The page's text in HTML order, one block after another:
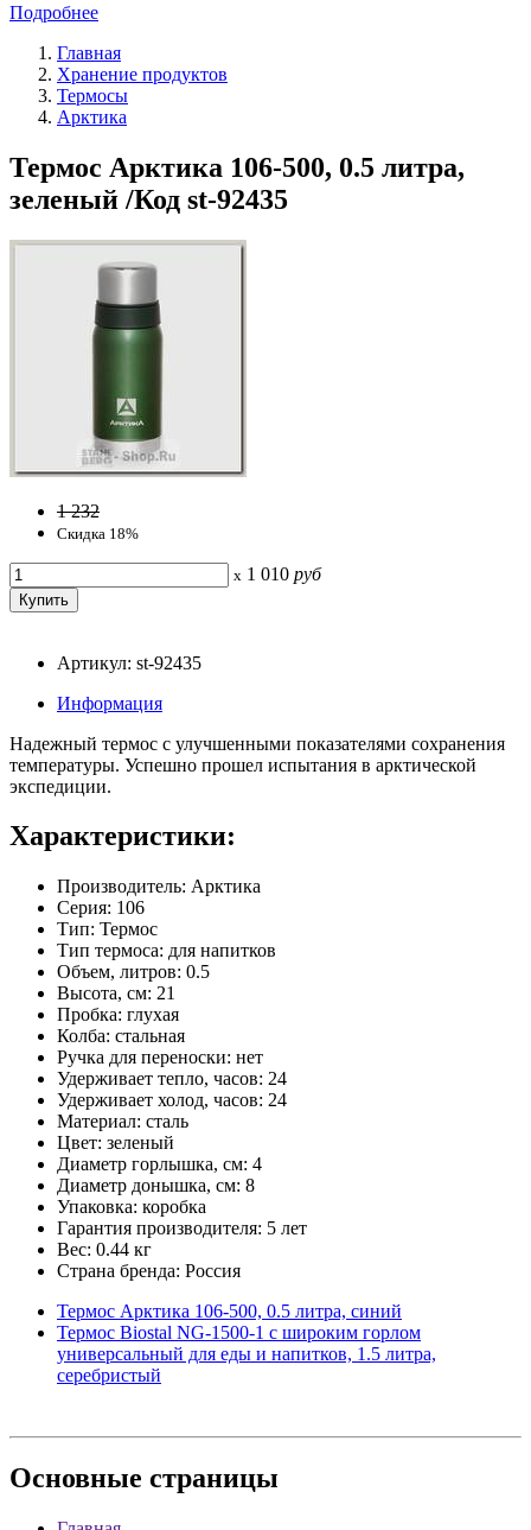
Подробнее
Главная
Хранение продуктов
Термосы
Арктика
Термос Арктика 106-500, 0.5 литра,
зеленый /Код st-92435
1 232
Скидка 18%
x 1 010 руб
Артикул: st-92435
Информация
Надежный термос с улучшенными показателями сохранения
температуры. Успешно прошел испытания в арктической
экспедиции.
Характеристики:
Производитель: Арктика
Серия: 106
Тип: Термос
Тип термоса: для напитков
Объем, литров: 0.5
Высота, см: 21
Пробка: глухая
Колба: стальная
Ручка для переноски: нет
Удерживает тепло, часов: 24
Удерживает холод, часов: 24
Материал: сталь
Цвет: зеленый
Диаметр горлышка, см: 4
Диаметр донышка, см: 8
Упаковка: коробка
Гарантия производителя: 5 лет
Вес: 0.44 кг
Страна бренда: Россия
Термос Арктика 106-500, 0.5 литра, синий
Термос Biostal NG-1500-1 с широким горлом
универсальный для еды и напитков, 1.5 литра,
серебристый
Основные страницы